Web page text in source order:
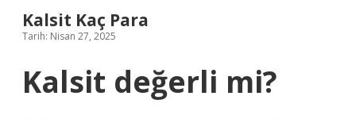
Kalsit Kaç Para
Tarih: Nisan 27, 2025
Kalsit değerli mi?